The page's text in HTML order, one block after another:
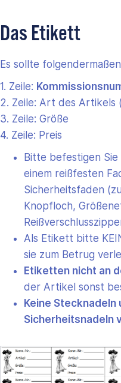
Das Etikett
Es sollte
1. Zeile:
2. Zeile: Art des Artikels
3. Zeile: Größe
4. Zeile: Preis
Bitte befestigen
einem reißfesten
Sicherheitsfaden
Knopfloch,
Als Etikett bitte
sie zum Betrug
Etiketten nicht an
der Artikel sonst
Keine Stecknadeln
Sicherheitsnadeln